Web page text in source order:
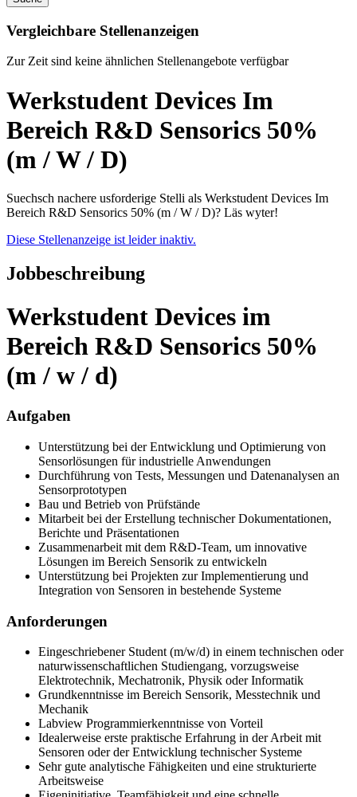
Vergleichbare Stellenanzeigen
Zur Zeit sind keine ähnlichen Stellenangebote verfügbar
Werkstudent Devices Im
Bereich R&D Sensorics 50%
(m / W / D)
Suechsch nachere usforderige Stelli als Werkstudent Devices Im
Bereich R&D Sensorics 50% (m / W / D)? Läs wyter!
Diese Stellenanzeige ist leider inaktiv.
Jobbeschreibung
Werkstudent Devices im
Bereich R&D Sensorics 50%
(m / w / d)
Aufgaben
Unterstützung bei der Entwicklung und Optimierung von
Sensorlösungen für industrielle Anwendungen
Durchführung von Tests, Messungen und Datenanalysen an
Sensorprototypen
Bau und Betrieb von Prüfstände
Mitarbeit bei der Erstellung technischer Dokumentationen,
Berichte und Präsentationen
Zusammenarbeit mit dem R&D-Team, um innovative
Lösungen im Bereich Sensorik zu entwickeln
Unterstützung bei Projekten zur Implementierung und
Integration von Sensoren in bestehende Systeme
Anforderungen
Eingeschriebener Student (m/w/d) in einem technischen oder
naturwissenschaftlichen Studiengang, vorzugsweise
Elektrotechnik, Mechatronik, Physik oder Informatik
Grundkenntnisse im Bereich Sensorik, Messtechnik und
Mechanik
Labview Programmierkenntnisse von Vorteil
Idealerweise erste praktische Erfahrung in der Arbeit mit
Sensoren oder der Entwicklung technischer Systeme
Sehr gute analytische Fähigkeiten und eine strukturierte
Arbeitsweise